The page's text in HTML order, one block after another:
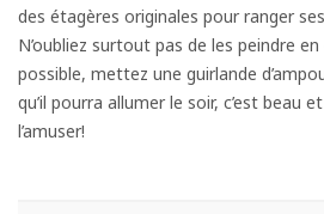
des étagères originales pour ranger
N’oubliez surtout pas de les peindre
possible, mettez une guirlande
qu’il pourra allumer le soir, c’est beau
l’amuser!